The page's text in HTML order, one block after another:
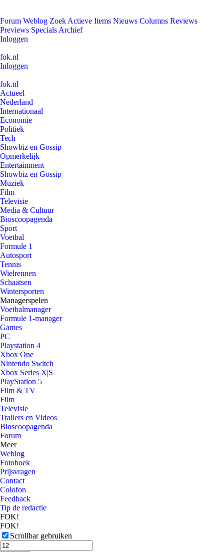
Forum Weblog Zoek Actieve Items Nieuws Columns Reviews
Previews Specials Archief
Inloggen
fok.nl
Inloggen
fok.nl
Actueel
Nederland
Internationaal
Economie
Politiek
Tech
Showbiz en Gossip
Opmerkelijk
Entertainment
Showbiz en Gossip
Muziek
Film
Televisie
Media & Cultuur
Bioscoopagenda
Sport
Voetbal
Formule 1
Autosport
Tennis
Wielrennen
Schaatsen
Wintersporten
Managerspelen
Voetbalmanager
Formule 1-manager
Games
PC
Playstation 4
Xbox One
Nintendo Switch
Xbox Series X|S
PlayStation 5
Film & TV
Film
Televisie
Trailers en Videos
Bioscoopagenda
Forum
Meer
Weblog
Fotoboek
Prijsvragen
Contact
Colofon
Feedback
Tip de redactie
FOK!
FOK!
Scrollbar gebruiken